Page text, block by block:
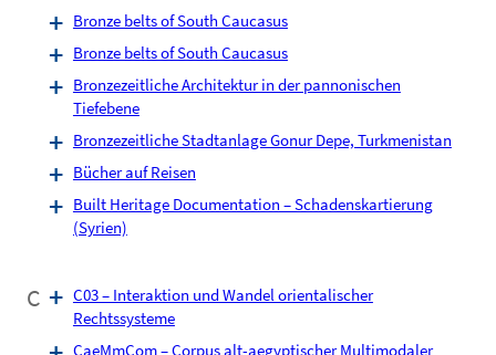
Bronze belts of South Caucasus
Bronze belts of South Caucasus
Bronzezeitliche Architektur in der pannonischen
Tiefebene
Bronzezeitliche Stadtanlage Gonur Depe, Turkmenistan
Bücher auf Reisen
Built Heritage Documentation – Schadenskartierung
(Syrien)
C
C03 – Interaktion und Wandel orientalischer
Rechtssysteme
CaeMmCom – Corpus alt-aegyptischer Multimodaler